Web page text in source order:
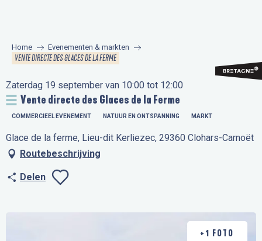
principal
Home Evenementen & markten
VENTE DIRECTE DES GLACES DE LA FERME
Zaterdag 19 september van 10:00 tot 12:00
Vente directe des Glaces de la Ferme
COMMERCIEEL EVENEMENT NATUUR EN ONTSPANNING MARKT
Glace de la ferme, Lieu-dit Kerliezec, 29360 Clohars-Carnoët
Routebeschrijving
Delen
+1 FOTO